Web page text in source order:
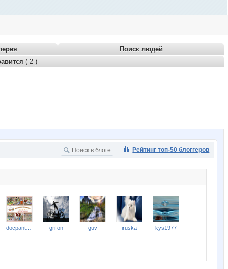
Поиск людей
( 2 )
Рейтинг топ-50 блоггеров
grifon guv iruska kys1977